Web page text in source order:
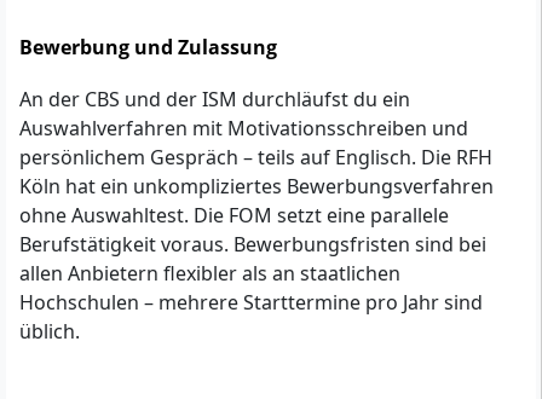
Bewerbung und Zulassung
An der CBS und der ISM durchläufst du ein
Auswahlverfahren mit Motivationsschreiben und
persönlichem Gespräch – teils auf Englisch. Die RFH
Köln hat ein unkompliziertes Bewerbungsverfahren
ohne Auswahltest. Die FOM setzt eine parallele
Berufstätigkeit voraus. Bewerbungsfristen sind bei
allen Anbietern flexibler als an staatlichen
Hochschulen – mehrere Starttermine pro Jahr sind
üblich.